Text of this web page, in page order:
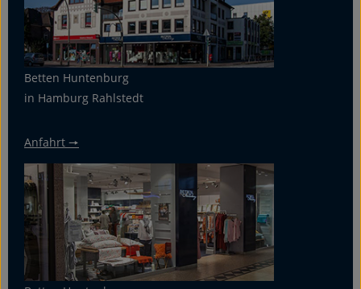
Betten Huntenburg
in Hamburg Rahlstedt
Anfahrt 🠖